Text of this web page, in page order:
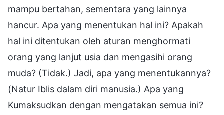
mampu bertahan, sementara yang lainnya
hancur. Apa yang menentukan hal ini? Apakah
hal ini ditentukan oleh aturan menghormati
orang yang lanjut usia dan mengasihi orang
muda? (Tidak.) Jadi, apa yang menentukannya?
(Natur Iblis dalam diri manusia.) Apa yang
Kumaksudkan dengan mengatakan semua ini?